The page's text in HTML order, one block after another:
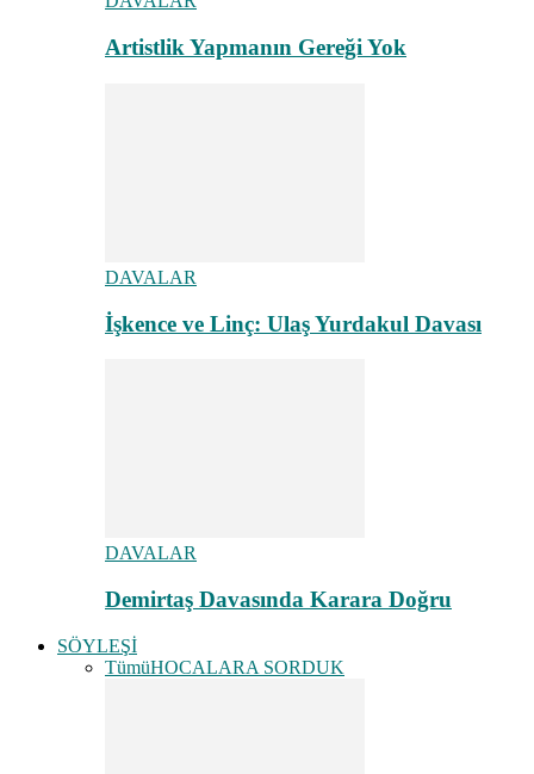
Artistlik Yapmanın Gereği Yok
DAVALAR
İşkence ve Linç: Ulaş Yurdakul Davası
DAVALAR
Demirtaş Davasında Karara Doğru
SÖYLEŞİ
TümüHOCALARA SORDUK